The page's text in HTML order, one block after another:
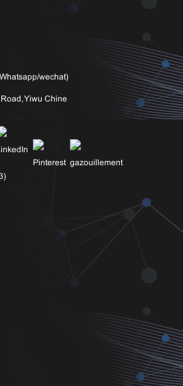
wechat)
Yiwu Chine